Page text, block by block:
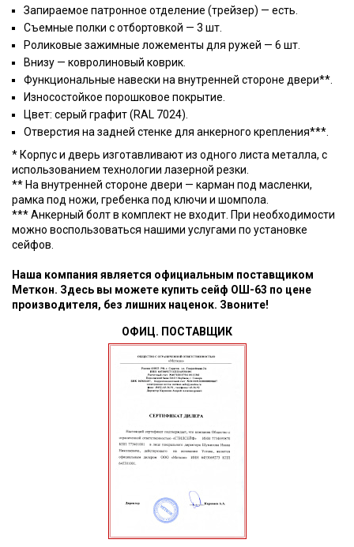
Запираемое патронное отделение (трейзер) — есть.
Съемные полки с отбортовкой — 3 шт.
Роликовые зажимные ложементы для ружей — 6 шт.
Внизу — ковролиновый коврик.
Функциональные навески на внутренней стороне двери**.
Износостойкое порошковое покрытие.
Цвет: серый графит (RAL 7024).
Отверстия на задней стенке для анкерного крепления***.
* Корпус и дверь изготавливают из одного листа металла, с
использованием технологии лазерной резки.
** На внутренней стороне двери — карман под масленки,
рамка под ножи, гребенка под ключи и шомпола.
*** Анкерный болт в комплект не входит. При необходимости
можно воспользоваться нашими услугами по установке
сейфов.
Наша компания является официальным поставщиком
Меткон. Здесь вы можете купить сейф ОШ-63 по цене
производителя, без лишних наценок. Звоните!
ОФИЦ. ПОСТАВЩИК